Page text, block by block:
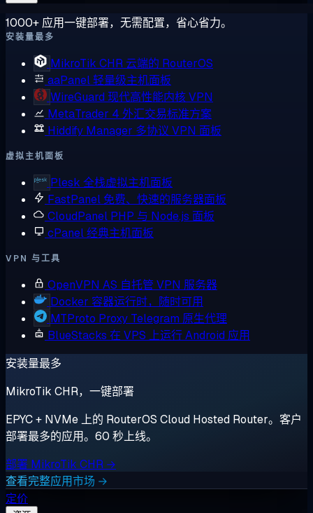
1000+ 应用一键部署，无需配置，省心省力。
安装量最多
MikroTik CHR 云端的 RouterOS
aaPanel轻量级主机面板
WireGuard 现代高性能内核 VPN
MetaTrader 4 外汇交易标准方案
Hiddify Manager 多协议 VPN 面板
虚拟主机面板
Plesk 全栈虚拟主机面板
FastPanel 免费、快速的服务器面板
CloudPanel PHP 与 Node.js 面板
cPanel经典主机面板
VPN 与工具
OpenVPN AS 自托管 VPN 服务器
Docker 容器运行时，随时可用
MTProto Proxy Telegram 原生代理
BlueStacks 在 VPS 上运行 Android 应用
安装量最多
MikroTik CHR，一键部署
EPYC + NVMe 上的 RouterOS Cloud Hosted Router。客户
部署最多的应用。60 秒上线。
部署 MikroTik CHR →
查看完整应用市场 →
定价